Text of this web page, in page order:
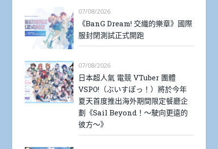
07/08/2026
《BanG Dream! 交織的樂章》國際
服封閉測試正式開跑
07/08/2026
日本超人氣 電競 VTuber 團體
VSPO!（ぶいすぽっ！）將於今年
夏天首度推出海外期間限定餐廳企
劃《Sail Beyond！～駛向更遠的
彼方～》